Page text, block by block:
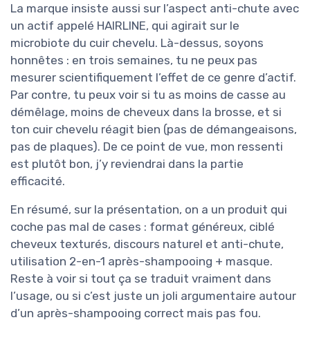
La marque insiste aussi sur l’aspect anti-chute avec
un actif appelé HAIRLINE, qui agirait sur le
microbiote du cuir chevelu. Là-dessus, soyons
honnêtes : en trois semaines, tu ne peux pas
mesurer scientifiquement l’effet de ce genre d’actif.
Par contre, tu peux voir si tu as moins de casse au
démêlage, moins de cheveux dans la brosse, et si
ton cuir chevelu réagit bien (pas de démangeaisons,
pas de plaques). De ce point de vue, mon ressenti
est plutôt bon, j’y reviendrai dans la partie
efficacité.
En résumé, sur la présentation, on a un produit qui
coche pas mal de cases : format généreux, ciblé
cheveux texturés, discours naturel et anti-chute,
utilisation 2-en-1 après-shampooing + masque.
Reste à voir si tout ça se traduit vraiment dans
l’usage, ou si c’est juste un joli argumentaire autour
d’un après-shampooing correct mais pas fou.